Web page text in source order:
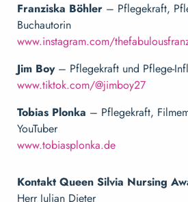
Franziska Böhler – Pflegekraft,
Buchautorin
www.instagram.com/
Jim Boy– Pflegekraft und Pflege-
www.tiktok.com/@jimboy27
Tobias Plonka – Pflegekraft,
YouTuber
www.tobiasplonka.de
Kontakt Queen Silvia Nursing
Herr Julian Dieter